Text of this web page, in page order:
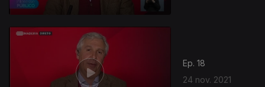
Ep. 18
24 nov. 2021